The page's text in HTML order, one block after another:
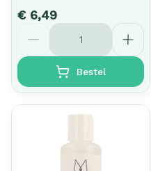
€ 6,49
Aantal
Bestel